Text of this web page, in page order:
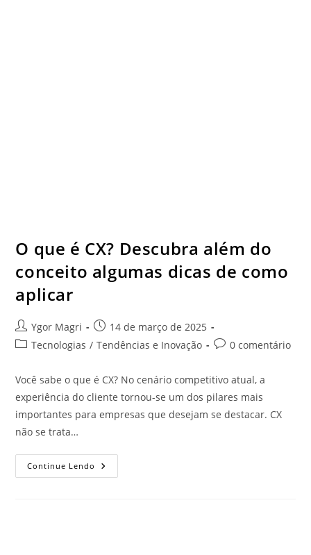
O que é CX? Descubra além do
conceito algumas dicas de como
aplicar
Ygor Magri
14 de março de 2025
Tecnologias / Tendências e Inovação 0 comentário
Você sabe o que é CX? No cenário competitivo atual, a
experiência do cliente tornou-se um dos pilares mais
importantes para empresas que desejam se destacar. CX
não se trata…
Continue Lendo